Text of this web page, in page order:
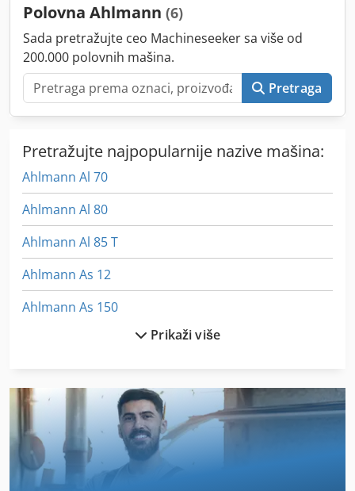
Udobno sedište Grammer, Dkodpfx Aetrna Hsfier Mitas
405/70 R18 gume, Kutija za skladištenje sa poklopcem,
Zadnja radna svetla, Radio priprema, hidraulični brzi par,
Standardna kanta sa zavarenom ivicom i tako 1 kubni
metar, Viljuška za palete
Polovna Ahlmann (6)
Sada pretražujte ceo Machineseeker sa više od
200.000 polovnih mašina.
Pretraga
Pretražujte najpopularnije nazive mašina:
Ahlmann Al 70
Ahlmann Al 80
Ahlmann Al 85 T
Ahlmann As 12
Ahlmann As 150
Ahlmann As 90
Ahlmann Az 10
Ahlmann Az 14
Prikaži više